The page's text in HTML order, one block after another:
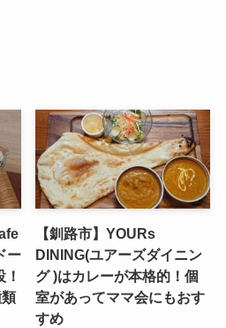
ー
【釧路市】YOURs
DINING(ユアーズダイニン
グ )はカレーが本格的！個
室があってママ会にもおす
すめ